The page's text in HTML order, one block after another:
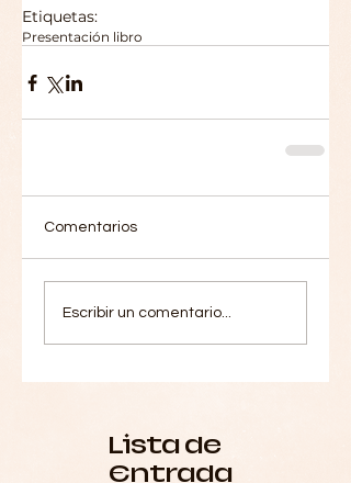
Etiquetas:
Presentación libro
Comentarios
Escribir un comentario...
Lista de
Entrada